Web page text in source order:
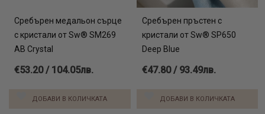
Сребърен медальон сърце
с кристали от Sw® SM269
AB Crystal
€53.20 / 104.05лв.
ДОБАВИ В КОЛИЧКАТА
Сребърен пръстен с
кристали от Sw® SP650
Deep Blue
€47.80 / 93.49лв.
ДОБАВИ В КОЛИЧКАТА